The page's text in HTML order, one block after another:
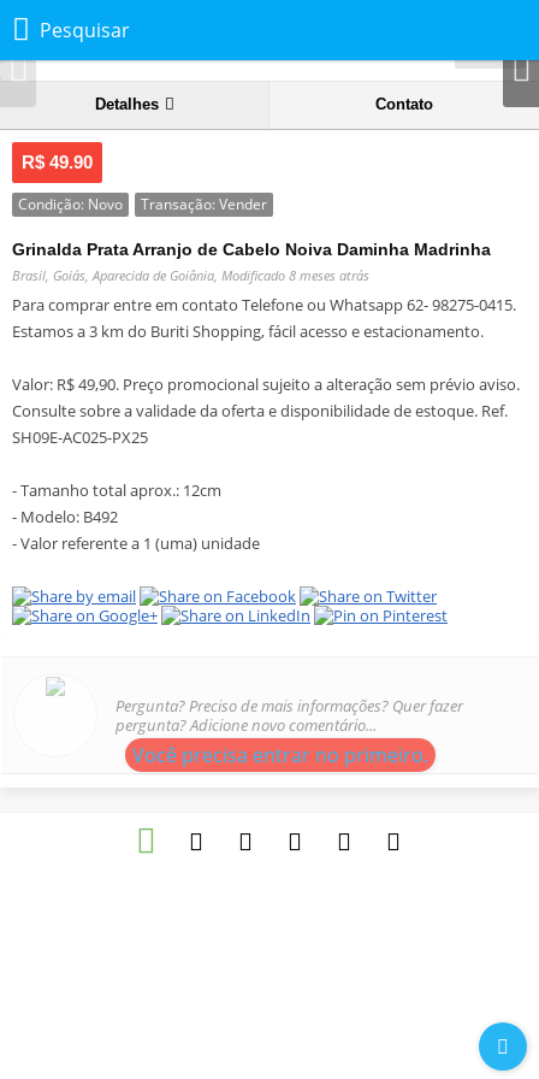
Pesquisar
Detalhes Contato
R$ 49.90
Condição: Novo Transação: Vender
Grinalda Prata Arranjo de Cabelo Noiva Daminha Madrinha
Brasil, Goiás, Aparecida de Goiânia, Modificado 8 meses atrás
Para comprar entre em contato Telefone ou Whatsapp 62- 98275-0415.
Estamos a 3 km do Buriti Shopping, fácil acesso e estacionamento.
Valor: R$ 49,90. Preço promocional sujeito a alteração sem prévio aviso.
Consulte sobre a validade da oferta e disponibilidade de estoque. Ref.
SH09E-AC025-PX25
- Tamanho total aprox.: 12cm
- Modelo: B492
- Valor referente a 1 (uma) unidade
Pergunta? Preciso de mais informações? Quer fazer
pergunta? Adicione novo comentário...
Você precisa entrar no primeiro.